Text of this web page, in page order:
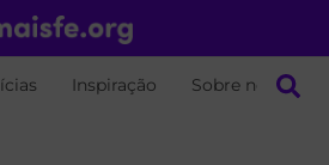
Inspiração Sobre nós